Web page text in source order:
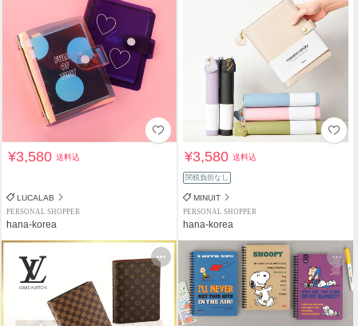
¥3,580送料込
LUCALAB
PERSONAL SHOPPER
hana-korea
¥3,580送料込
関税負担なし
MINUIT
PERSONAL SHOPPER
hana-korea